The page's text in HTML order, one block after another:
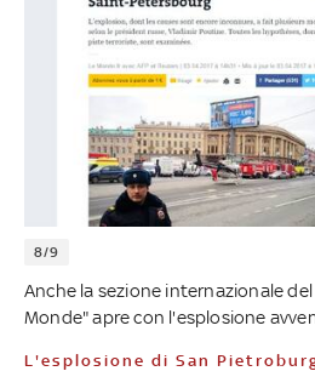
8/9
Anche la sezione internazionale
Monde" apre con l'esplosione
L'esplosione di San Pietroburgo riportata da Le